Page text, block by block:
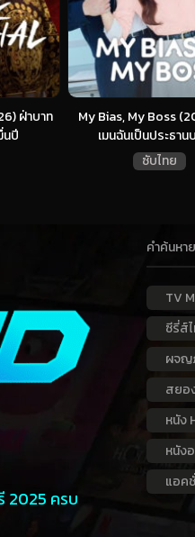
ฝ่าบาท
นปี
My Bias, My Boss
เมนฉันเป็นประธาน
ซับไทย
2025 ครบ
คำค้นหา
TV
ซีรี่ส์
ผจญ
สยอ
หนัง
หนัง
แอค